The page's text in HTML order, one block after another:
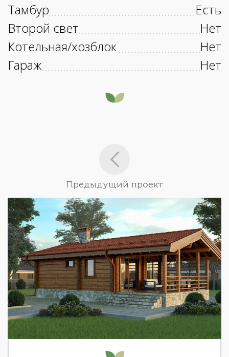
Тамбур
Есть
Второй свет
Нет
Котельная/хозблок
Нет
Гараж
Нет
Предыдущий проект